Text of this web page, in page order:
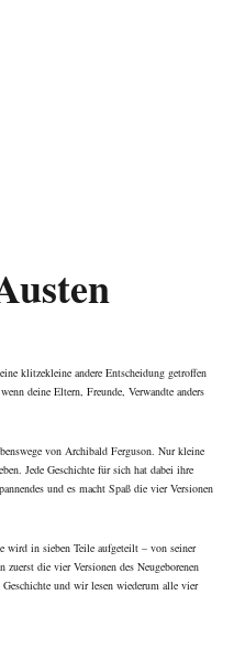
klitzekleine andere Entscheidung getroffen
deine Eltern, Freunde, Verwandte anders
von Archibald Ferguson. Nur kleine
Jede Geschichte für sich hat dabei ihre
und es macht Spaß die vier Versionen
wird in sieben Teile aufgeteilt – von seiner
die vier Versionen des Neugeborenen
und wir lesen wiederum alle vier